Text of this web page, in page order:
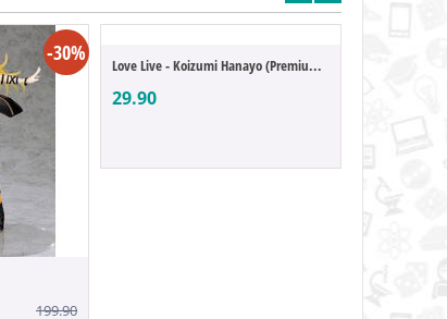
-30%
199.90
Love Live - Koizumi Hanayo (Premium Figur...
29.90
29.90